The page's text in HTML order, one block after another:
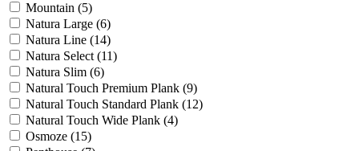
Mountain (5)
Natura Large (6)
Natura Line (14)
Natura Select (11)
Natura Slim (6)
Natural Touch Premium Plank (9)
Natural Touch Standard Plank (12)
Natural Touch Wide Plank (4)
Osmoze (15)